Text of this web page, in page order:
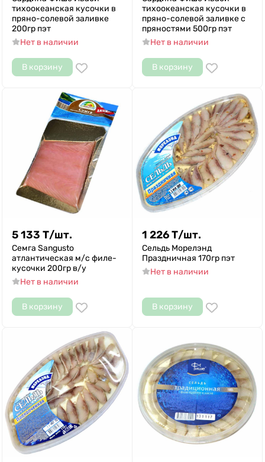
тихоокеанская кусочки в
пряно-солевой заливке
200гр пэт
Нет в наличии
В корзину
тихоокеанская кусочки в
пряно-солевой заливке с
пряностями 500гр пэт
Нет в наличии
В корзину
5 133 Т/шт.
Семга Sangusto
атлантическая м/с филе-
кусочки 200гр в/у
Нет в наличии
В корзину
1 226Т/шт.
Сельдь Морелэнд
Праздничная 170гр пэт
Нет в наличии
В корзину